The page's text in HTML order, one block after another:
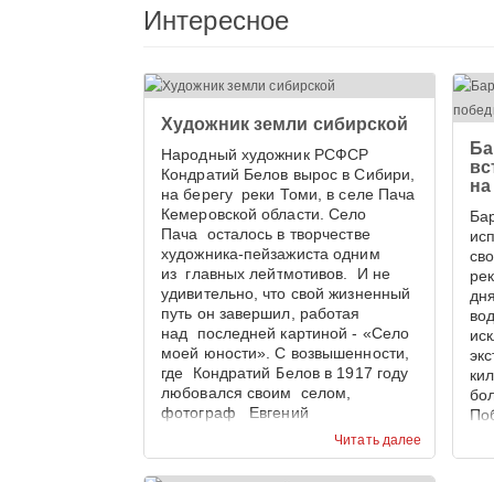
Интересное
Читать далее
Художник земли сибирской
Народный художник РСФСР
Кондратий Белов вырос в Сибири,
на берегу реки Томи, в селе Пача
Кемеровской области. Село
Пача осталось в творчестве
художника-пейзажиста одним
из главных лейтмотивов. И не
удивительно, что свой жизненный
путь он завершил, работая
над последней картиной - «Село
моей юности». С возвышенности,
где Кондратий Белов в 1917 году
любовался своим селом,
фотограф Евгений
Тамбовцев запечатлел панораму
приходиться признать, что 100 лет